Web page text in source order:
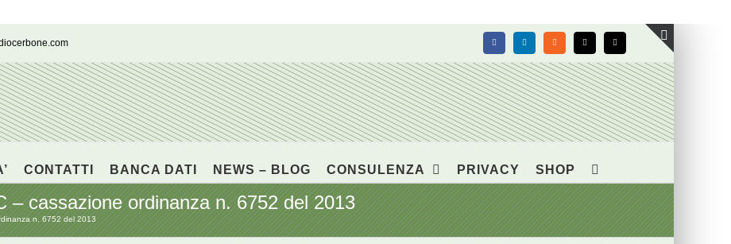
FacebookLinkedIn Rss X Email
CONTATTI BANCA DATI NEWS – BLOG CONSULENZA PRIVACY SHOP
– cassazione ordinanza n. 6752 del 2013
n. 6752 del 2013
Toggle
area
barra
scorrevole